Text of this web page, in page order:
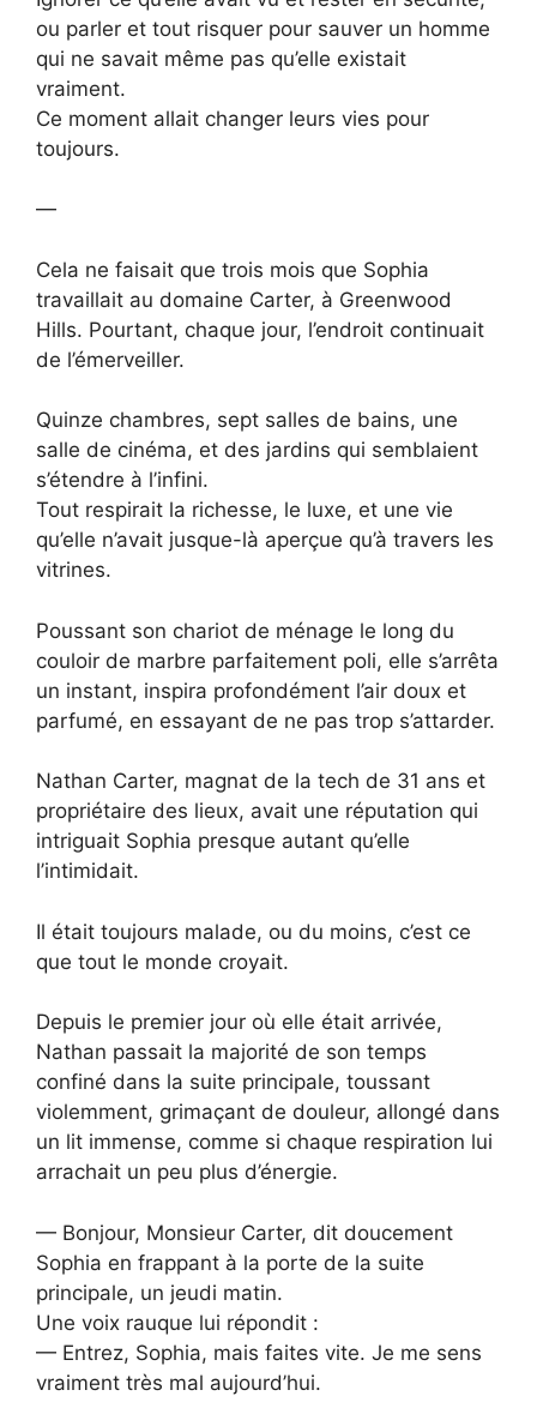
ou parler et tout risquer pour sauver un homme
qui ne savait même pas qu’elle existait
vraiment.
Ce moment allait changer leurs vies pour
toujours.
—
Cela ne faisait que trois mois que Sophia
travaillait au domaine Carter, à Greenwood
Hills. Pourtant, chaque jour, l’endroit continuait
de l’émerveiller.
Quinze chambres, sept salles de bains, une
salle de cinéma, et des jardins qui semblaient
s’étendre à l’infini.
Tout respirait la richesse, le luxe, et une vie
qu’elle n’avait jusque-là aperçue qu’à travers les
vitrines.
Poussant son chariot de ménage le long du
couloir de marbre parfaitement poli, elle s’arrêta
un instant, inspira profondément l’air doux et
parfumé, en essayant de ne pas trop s’attarder.
Nathan Carter, magnat de la tech de 31 ans et
propriétaire des lieux, avait une réputation qui
intriguait Sophia presque autant qu’elle
l’intimidait.
Il était toujours malade, ou du moins, c’est ce
que tout le monde croyait.
Depuis le premier jour où elle était arrivée,
Nathan passait la majorité de son temps
confiné dans la suite principale, toussant
violemment, grimaçant de douleur, allongé dans
un lit immense, comme si chaque respiration lui
arrachait un peu plus d’énergie.
— Bonjour, Monsieur Carter, dit doucement
Sophia en frappant à la porte de la suite
principale, un jeudi matin.
Une voix rauque lui répondit :
— Entrez, Sophia, mais faites vite. Je me sens
vraiment très mal aujourd’hui.